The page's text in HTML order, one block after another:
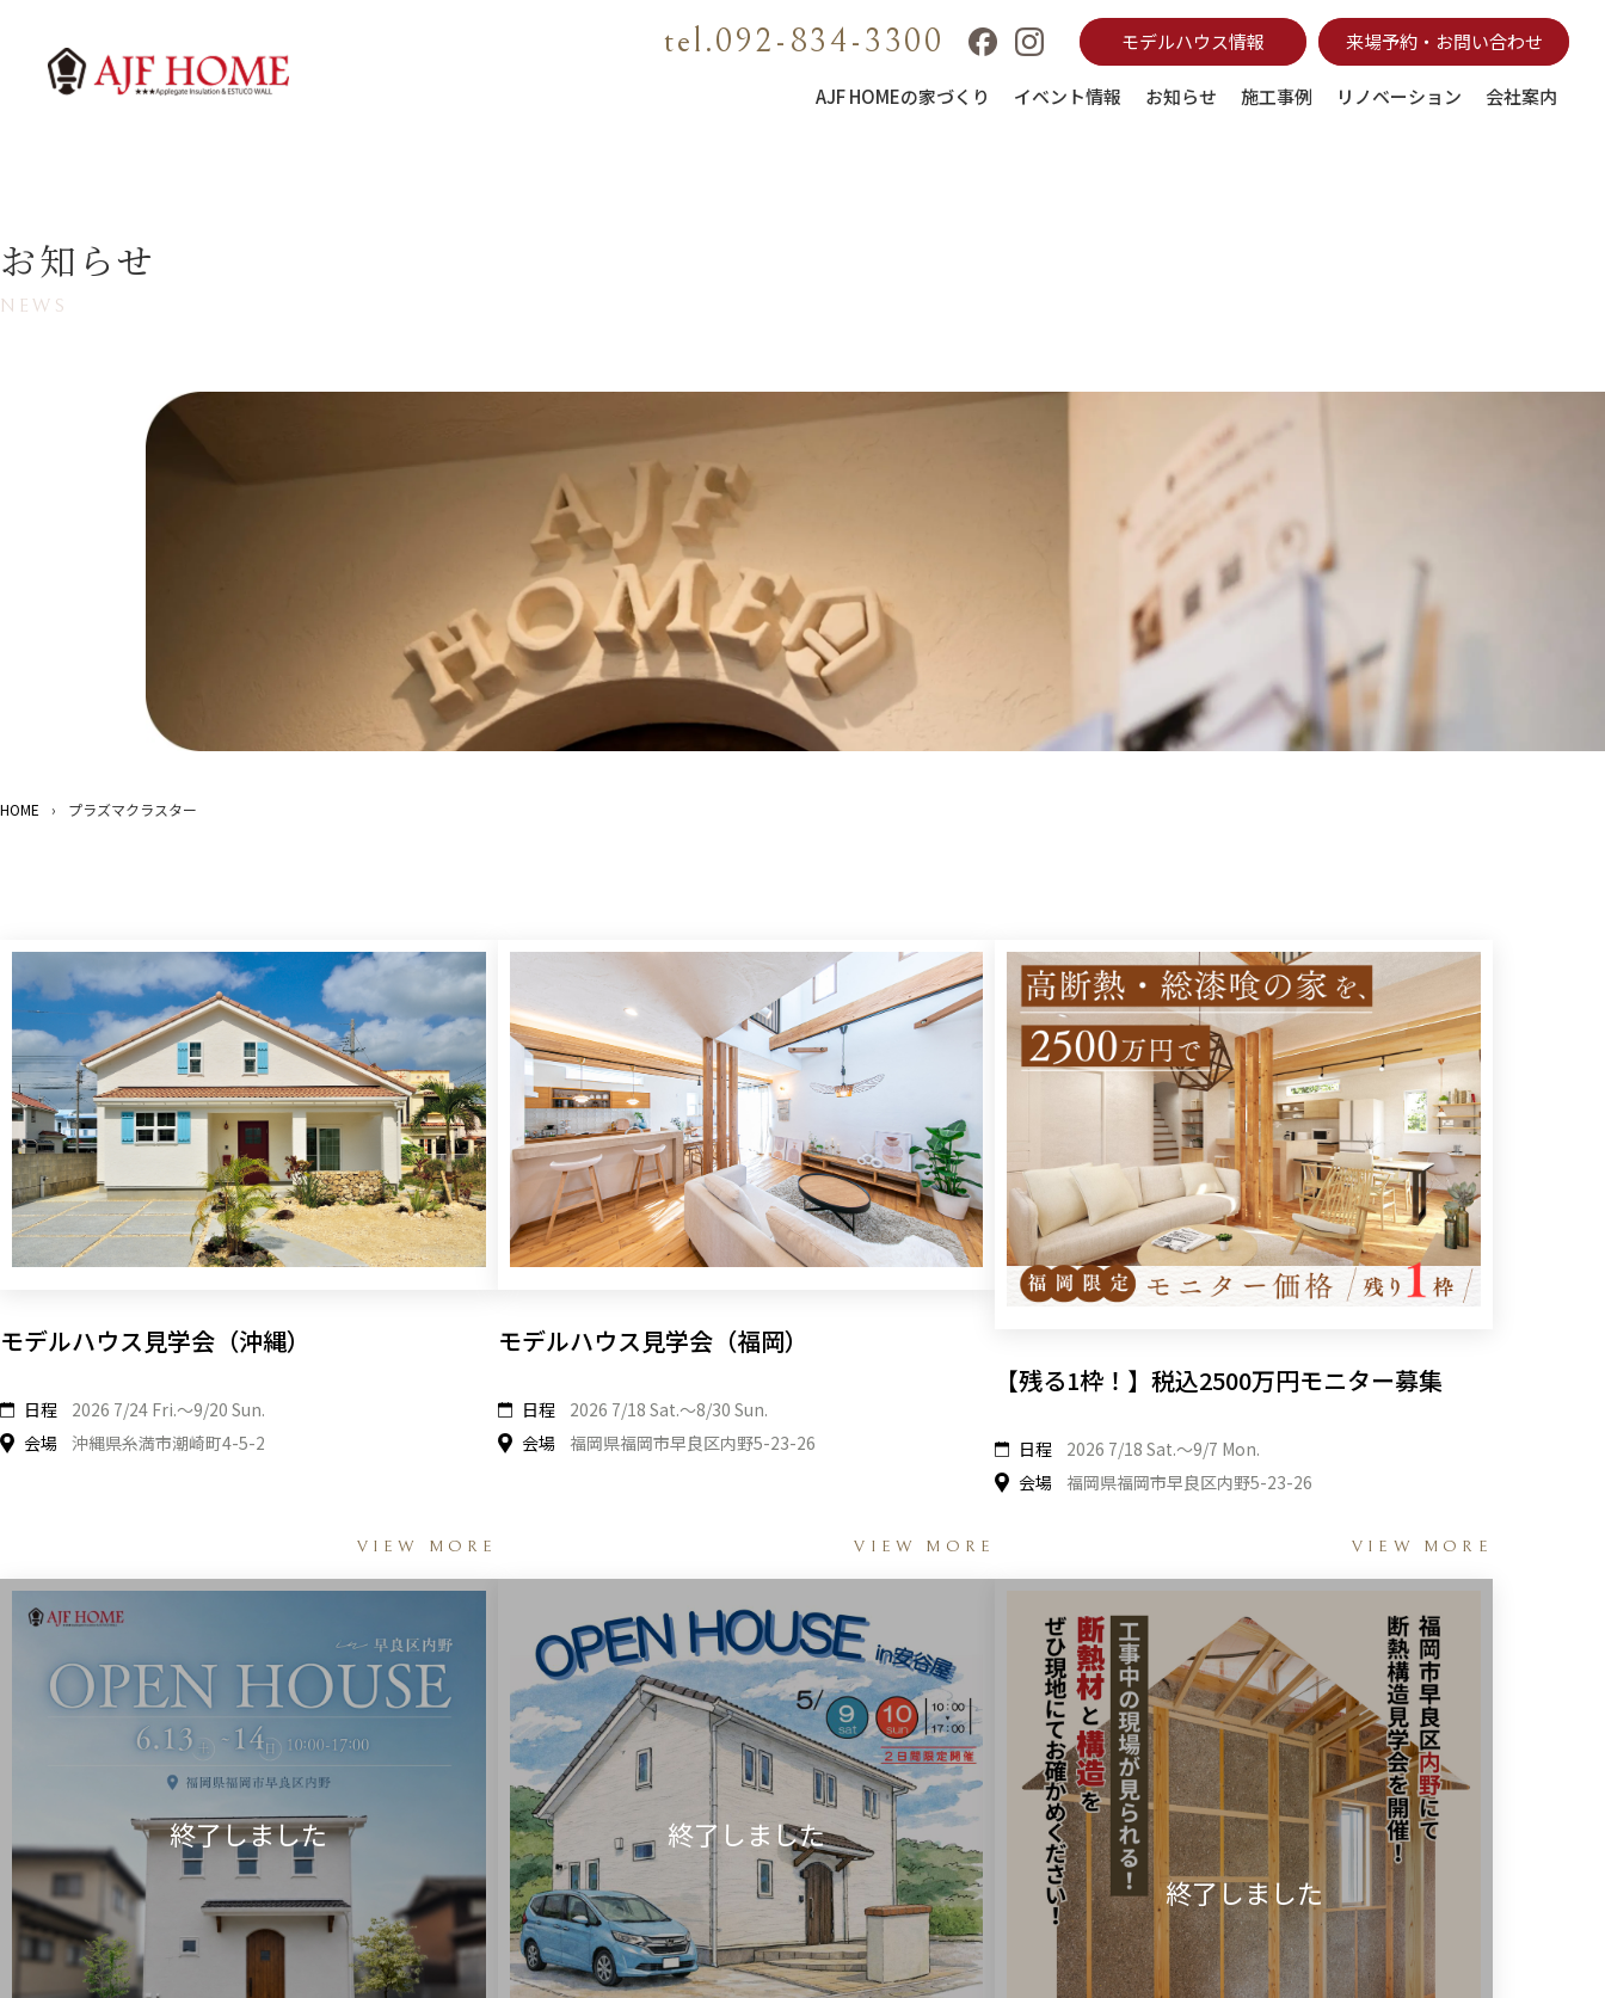
tel.092-834-3300 モデルハウス情報 来場予約・お問い合わせ
AJF HOMEの家づくり イベント情報 お知らせ 施工事例 リノベーション 会社案内
お知らせ
NEWS
HOME › プラズマクラスター
モデルハウス見学会（沖縄）
日程
2026 7/24 Fri.〜9/20 Sun.
会場
沖縄県糸満市潮崎町4-5-2
VIEW MORE
モデルハウス見学会（福岡）
日程
2026 7/18 Sat.〜8/30 Sun.
会場
福岡県福岡市早良区内野5-23-26
VIEW MORE
【残る1枠！】税込2500万円モニター募集
日程
2026 7/18 Sat.〜9/7 Mon.
会場
福岡県福岡市早良区内野5-23-26
VIEW MORE